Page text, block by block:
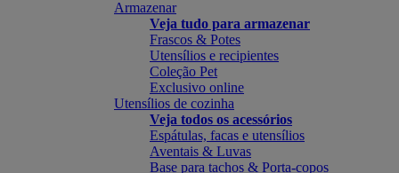
Armazenar
Veja tudo para armazenar
Frascos & Potes
Utensílios e recipientes
Coleção Pet
Exclusivo online
Utensílios de cozinha
Veja todos os acessórios
Espátulas, facas e utensílios
Aventais & Luvas
Base para tachos & Porta-copos